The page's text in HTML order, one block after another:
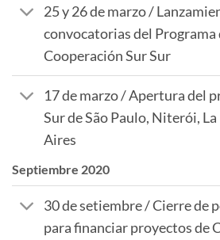
25 y 26 de marzo /
convocatorias del Programa
Cooperación Sur Sur
17 de marzo / Apertura del
Sur de São Paulo, Niterói, La
Aires
Septiembre 2020
30 de setiembre / Cierre de
para financiar proyectos de